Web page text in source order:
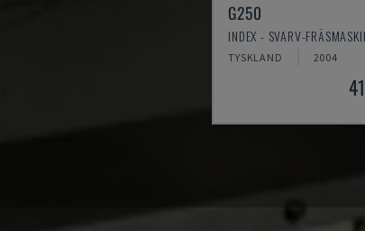
G250
INDEX - SVARV-
TYSKLAND 2004